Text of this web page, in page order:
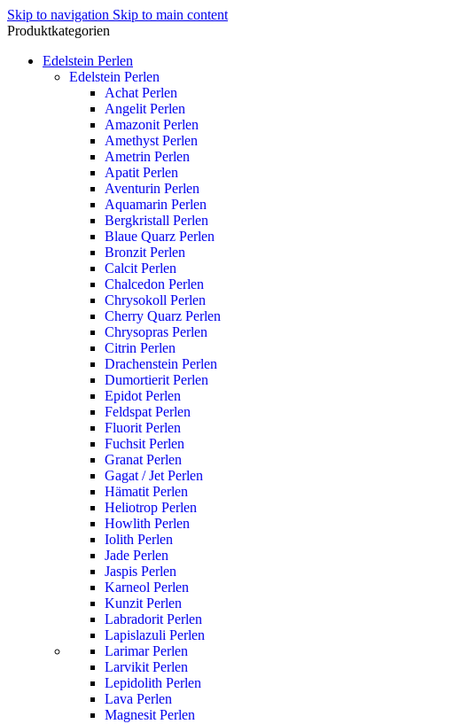
Skip to navigation Skip to main content
Produktkategorien
Edelstein Perlen
Edelstein Perlen
Achat Perlen
Angelit Perlen
Amazonit Perlen
Amethyst Perlen
Ametrin Perlen
Apatit Perlen
Aventurin Perlen
Aquamarin Perlen
Bergkristall Perlen
Blaue Quarz Perlen
Bronzit Perlen
Calcit Perlen
Chalcedon Perlen
Chrysokoll Perlen
Cherry Quarz Perlen
Chrysopras Perlen
Citrin Perlen
Drachenstein Perlen
Dumortierit Perlen
Epidot Perlen
Feldspat Perlen
Fluorit Perlen
Fuchsit Perlen
Granat Perlen
Gagat / Jet Perlen
Hämatit Perlen
Heliotrop Perlen
Howlith Perlen
Iolith Perlen
Jade Perlen
Jaspis Perlen
Karneol Perlen
Kunzit Perlen
Labradorit Perlen
Lapislazuli Perlen
Larimar Perlen
Larvikit Perlen
Lepidolith Perlen
Lava Perlen
Magnesit Perlen